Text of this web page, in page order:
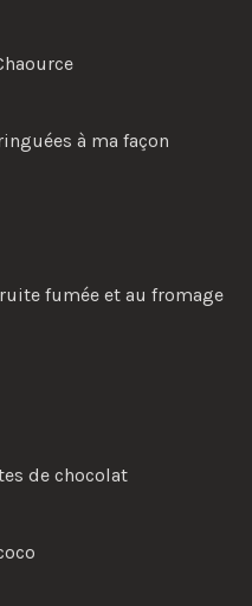
à ma façon
fumée et au fromage
de chocolat